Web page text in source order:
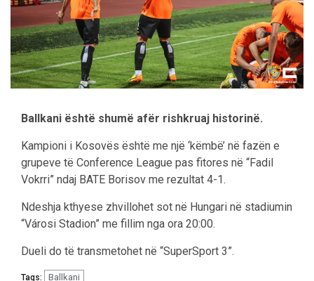
Ballkani është shumë afër rishkruaj historinë.
Kampioni i Kosovës është me një ‘këmbë’ në fazën e
grupeve të Conference League pas fitores në “Fadil
Vokrri” ndaj BATE Borisov me rezultat 4-1.
Ndeshja kthyese zhvillohet sot në Hungari në stadiumin
“Városi Stadion” me fillim nga ora 20:00.
Dueli do të transmetohet në “SuperSport 3”.
Tags: Ballkani